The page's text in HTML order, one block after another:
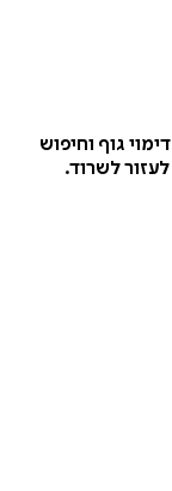
גוף וחיפוש
לשרוד.